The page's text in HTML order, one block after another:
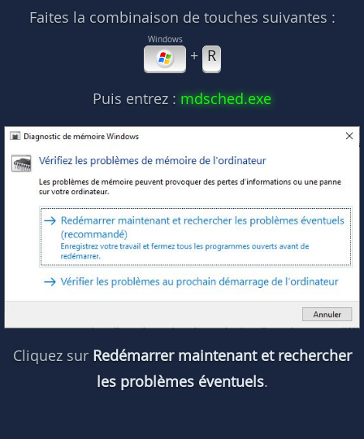
Faites la combinaison de touches suivantes :
+ R
Puis entrez : mdsched.exe
Cliquez sur Redémarrer maintenant et rechercher
les problèmes éventuels.